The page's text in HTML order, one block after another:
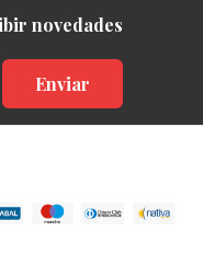
novedades
Enviar